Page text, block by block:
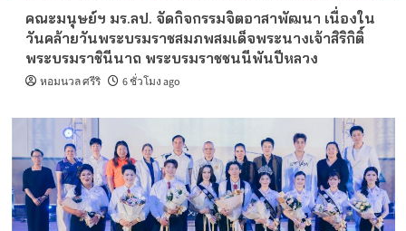
คณะมนุษย์ฯ มร.ลป. จัดกิจกรรมจิตอาสาพัฒนา เนื่องใน
วันคล้ายวันพระบรมราชสมภพสมเด็จพระนางเจ้าสิริกิติ์
พระบรมราชินีนาถ พระบรมราชชนนีพันปีหลวง
หอมนวล ศรีริ 6 ชั่วโมง ago